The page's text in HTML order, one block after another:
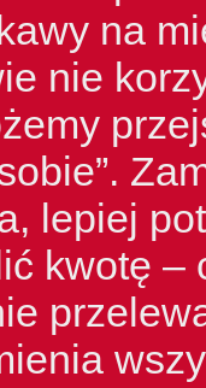
na
nie
lepiej
kwotę